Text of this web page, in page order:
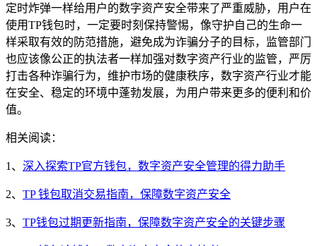
定时炸弹一样给用户的数字资产安全带来了严重威胁，用户在
使用TP钱包时，一定要时刻保持警惕，像守护自己的生命一
样采取有效的防范措施，避免成为诈骗分子的目标，监管部门
也应该像公正的执法者一样加强对数字资产行业的监管，严厉
打击各种诈骗行为，维护市场的健康秩序，数字资产行业才能
在安全、稳定的环境中蓬勃发展，为用户带来更多的便利和价
值。
相关阅读：
1、 深入探索TP官方钱包，数字资产安全管理的得力助手
2、 TP 钱包取消交易指南，保障数字资产安全
3、 TP钱包过期更新指南，保障数字资产安全的关键步骤